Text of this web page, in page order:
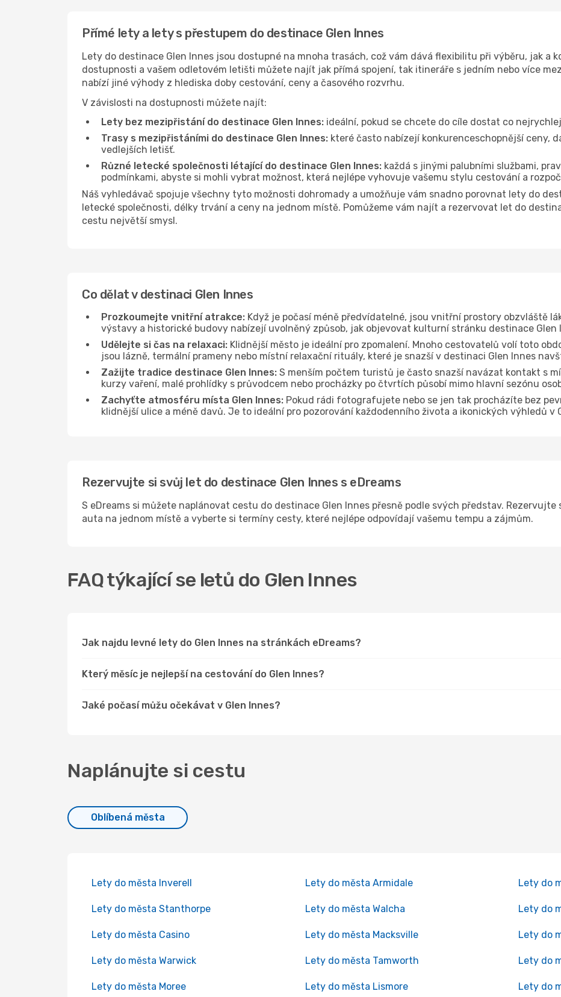
Přímé lety a lety s přestupem do destinace Glen Innes
Lety do destinace Glen Innes jsou dostupné na mnoha trasách, což vám dává flexibilitu při výběru, jak a
dostupnosti a vašem odletovém letišti můžete najít jak přímá spojení, tak itineráře s jedním nebo více
nabízí jiné výhody z hlediska doby cestování, ceny a časového rozvrhu.
V závislosti na dostupnosti můžete najít:
Lety bez mezipřistání do destinace Glen Innes: ideální, pokud se chcete do cíle dostat co
Trasy s mezipřistáními do destinace Glen Innes: které často nabízejí konkurenceschopnější ceny,
vedlejších letišť.
Různé letecké společnosti létající do destinace Glen Innes: každá s jinými palubními službami,
podmínkami, abyste si mohli vybrat možnost, která nejlépe vyhovuje vašemu stylu cestování a
Náš vyhledávač spojuje všechny tyto možnosti dohromady a umožňuje vám snadno porovnat lety do
letecké společnosti, délky trvání a ceny na jednom místě. Pomůžeme vám najít a rezervovat let do
cestu největší smysl.
Co dělat v destinaci Glen Innes
Prozkoumejte vnitřní atrakce: Když je počasí méně předvídatelné, jsou vnitřní prostory obzvláště
výstavy a historické budovy nabízejí uvolněný způsob, jak objevovat kulturní stránku destinace Glen
Udělejte si čas na relaxaci: Klidnější město je ideální pro zpomalení. Mnoho cestovatelů volí toto
jsou lázně, termální prameny nebo místní relaxační rituály, které je snazší v destinaci Glen Innes
Zažijte tradice destinace Glen Innes: S menším počtem turistů je často snazší navázat kontakt s
kurzy vaření, malé prohlídky s průvodcem nebo procházky po čtvrtích působí mimo hlavní sezónu
Zachyťte atmosféru místa Glen Innes: Pokud rádi fotografujete nebo se jen tak procházíte bez
klidnější ulice a méně davů. Je to ideální pro pozorování každodenního života a ikonických výhledů v
Rezervujte si svůj let do destinace Glen Innes s eDreams
S eDreams si můžete naplánovat cestu do destinace Glen Innes přesně podle svých představ.
auta na jednom místě a vyberte si termíny cesty, které nejlépe odpovídají vašemu tempu a zájmům.
FAQ týkající se letů do Glen Innes
Jak najdu levné lety do Glen Innes na stránkách eDreams?
Který měsíc je nejlepší na cestování do Glen Innes?
Jaké počasí můžu očekávat v Glen Innes?
Naplánujte si cestu
Oblíbená města
Lety do města Inverell Lety do města Armidale Lety do
Lety do města Stanthorpe Lety do města Walcha Lety do
Lety do města Casino Lety do města Macksville Lety do
Lety do města Warwick Lety do města Tamworth Lety do
Lety do města Moree Lety do města Lismore Lety do